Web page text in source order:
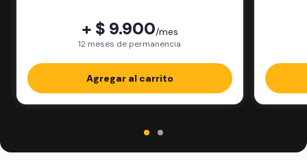
+ $ 9.900/mes
12 meses de permanencia
Agregar al carrito